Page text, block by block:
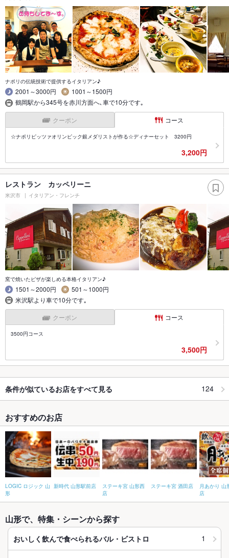
ナポリの伝統技術で提供するイタリアン♪
2001～3000円
1001～1500円
鶴岡駅から345号を赤川方面へ､車で10分です｡
クーポン コース
☆ナポリピッツァオリンピック銀メダリストが作る☆ディナーセット 3200円
3,200円
レストラン カッペリーニ
米沢市 イタリアン・フレンチ
窯で焼いたピザが楽しめる本格イタリアン♪
1501～2000円
501～1000円
米沢駅より車で10分です｡
クーポン コース
3500円コース
3,500円
条件が似ているお店をすべて見る 124
おすすめのお店
LOGIC ロジック 山
形
新時代 山形駅前店
ステーキ宮 山形西
店
ステーキ宮 酒田店
月あかり 山
店
山形で、特集・シーンから探す
おいしく飲んで食べられるバル・ビストロ 1